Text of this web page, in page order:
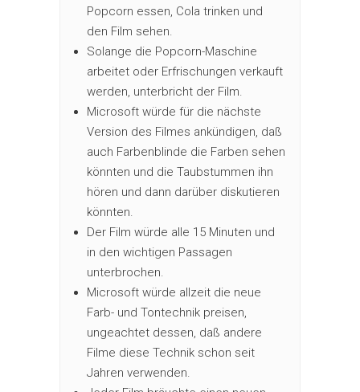
Popcorn essen, Cola trinken und
den Film sehen.
Solange die Popcorn-Maschine
arbeitet oder Erfrischungen verkauft
werden, unterbricht der Film.
Microsoft würde für die nächste
Version des Filmes ankündigen, daß
auch Farbenblinde die Farben sehen
könnten und die Taubstummen ihn
hören und dann darüber diskutieren
könnten.
Der Film würde alle 15 Minuten und
in den wichtigen Passagen
unterbrochen.
Microsoft würde allzeit die neue
Farb- und Tontechnik preisen,
ungeachtet dessen, daß andere
Filme diese Technik schon seit
Jahren verwenden.